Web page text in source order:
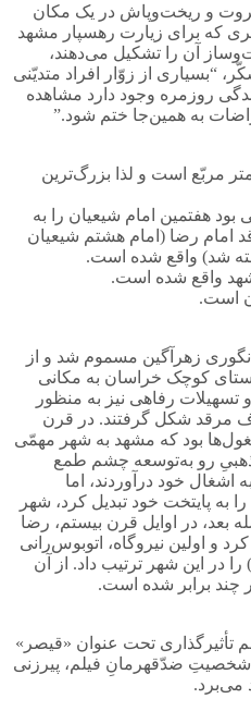
و ریخت‌وپاش در یک مکان
که برای زیارت رهسپار مشهد
آن را تشکیل می‌دهند،
“بسیاری از زوّار افراد متدیّنی
روزمره وجود دارد مشاهده
به همین‌جا ختم شود.”
حرم امام رضا 598657 متر مربّع است و لذا بزرگ‌ترین
هفتمین امام شیعیان را به
امام رضا (امام هشتم شیعیان
شد) واقع شده است.
818 میلادی با انگوری زهرآگین مسموم شد و از
کوچک خراسان به مکانی
تسهیلات رفاهی نیز به منظور
مرقد شکل گرفتند. در قرن
بود که مشهد به شهر مهمّی
رو به‌توسعه چشم طمع
اشغال خود درآوردند، اما
به پایتخت خود تبدیل کرد، شهر
بعد، در اوایل قرن بیستم، رضا
و اولین نیروگاه، اتوبوس‌رانی
جمعیت (76471 نفر) را در این شهر ترتیب داد. از آن
چند برابر شده است.
فیلم تأثیرگذاری تحت عنوان «قیصر»
ضدّقهرمانِ فیلم، پیرزنی
می‌برد.